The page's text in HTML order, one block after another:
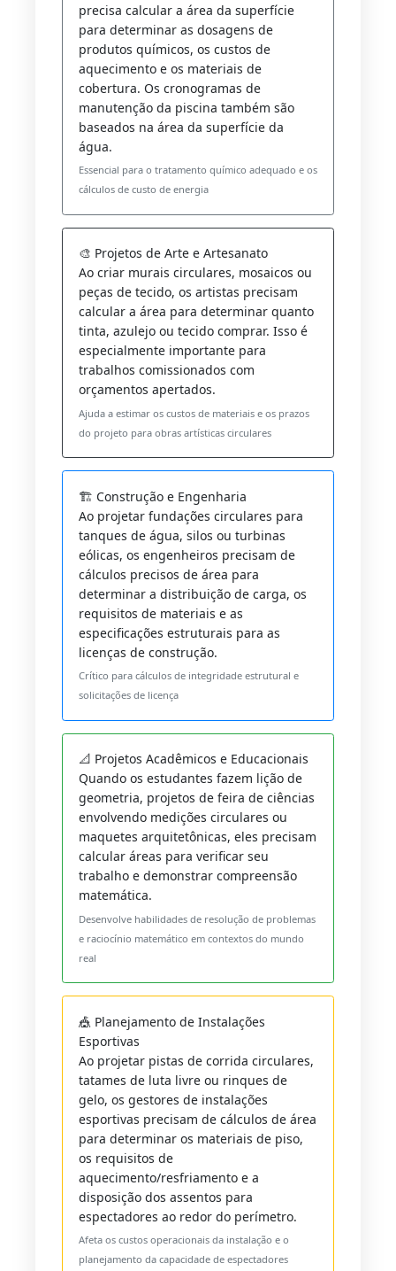
precisa calcular a área da superfície
para determinar as dosagens de
produtos químicos, os custos de
aquecimento e os materiais de
cobertura. Os cronogramas de
manutenção da piscina também são
baseados na área da superfície da
água.
Essencial para o tratamento químico adequado e os
cálculos de custo de energia
🎨 Projetos de Arte e Artesanato
Ao criar murais circulares, mosaicos ou
peças de tecido, os artistas precisam
calcular a área para determinar quanto
tinta, azulejo ou tecido comprar. Isso é
especialmente importante para
trabalhos comissionados com
orçamentos apertados.
Ajuda a estimar os custos de materiais e os prazos
do projeto para obras artísticas circulares
🏗️ Construção e Engenharia
Ao projetar fundações circulares para
tanques de água, silos ou turbinas
eólicas, os engenheiros precisam de
cálculos precisos de área para
determinar a distribuição de carga, os
requisitos de materiais e as
especificações estruturais para as
licenças de construção.
Crítico para cálculos de integridade estrutural e
solicitações de licença
📐 Projetos Acadêmicos e Educacionais
Quando os estudantes fazem lição de
geometria, projetos de feira de ciências
envolvendo medições circulares ou
maquetes arquitetônicas, eles precisam
calcular áreas para verificar seu
trabalho e demonstrar compreensão
matemática.
Desenvolve habilidades de resolução de problemas
e raciocínio matemático em contextos do mundo
real
🎪 Planejamento de Instalações
Esportivas
Ao projetar pistas de corrida circulares,
tatames de luta livre ou rinques de
gelo, os gestores de instalações
esportivas precisam de cálculos de área
para determinar os materiais de piso,
os requisitos de
aquecimento/resfriamento e a
disposição dos assentos para
espectadores ao redor do perímetro.
Afeta os custos operacionais da instalação e o
planejamento da capacidade de espectadores